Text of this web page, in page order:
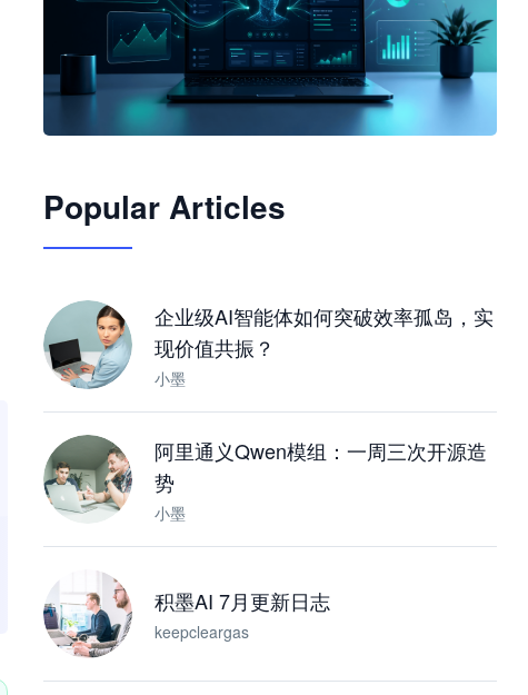
JimoClaw 桌面 AI Agent 工作台
Popular Articles
企业级AI智能体如何突破效率孤岛，实
现价值共振？
小墨
阿里通义Qwen模组：一周三次开源造
势
小墨
积墨AI 7月更新日志
keepcleargas